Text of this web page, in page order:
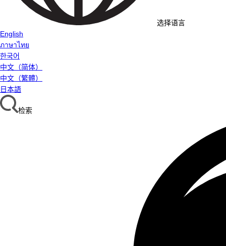
选择语言
English
ภาษาไทย
한국어
中文（简体）
中文（繁體）
日本語
检索